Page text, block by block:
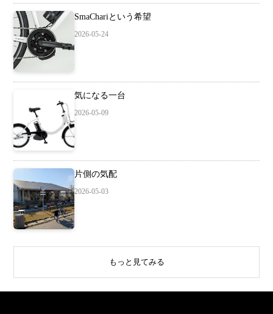
SmaChariという希望
2026-05-24
気になる一台
2026-05-09
片側の気配
2026-05-03
もっと見てみる